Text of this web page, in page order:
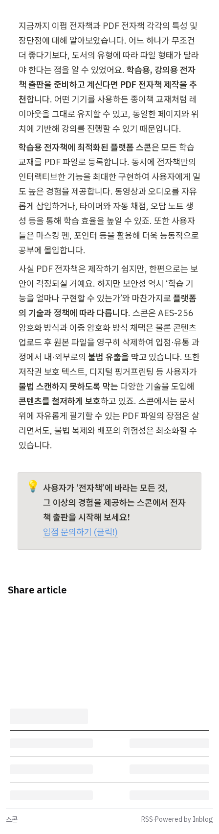
지금까지 이펍 전자책과 PDF 전자책 각각의 특성 및
장단점에 대해 알아보았습니다. 어느 하나가 무조건
더 좋다기보다, 도서의 유형에 따라 파일 형태가 달라
야 한다는 점을 알 수 있었어요. 학습용, 강의용 전자
책 출판을 준비하고 계신다면 PDF 전자책 제작을 추
천합니다. 어떤 기기를 사용하든 종이책 교재처럼 레
이아웃을 그대로 유지할 수 있고, 동일한 페이지와 위
치에 기반해 강의를 진행할 수 있기 때문입니다.
학습용 전자책에 최적화된 플랫폼 스콘은 모든 학습
교재를 PDF 파일로 등록합니다. 동시에 전자책만의
인터랙티브한 기능을 최대한 구현하여 사용자에게 밀
도 높은 경험을 제공합니다. 동영상과 오디오를 자유
롭게 삽입하거나, 타이머와 자동 채점, 오답 노트 생
성 등을 통해 학습 효율을 높일 수 있죠. 또한 사용자
들은 마스킹 펜, 포인터 등을 활용해 더욱 능동적으로
공부에 몰입합니다.
사실 PDF 전자책은 제작하기 쉽지만, 한편으로는 보
안이 걱정되실 거예요. 하지만 보안성 역시 ‘학습 기
능을 얼마나 구현할 수 있는가’와 마찬가지로 플랫폼
의 기술과 정책에 따라 다릅니다. 스콘은 AES-256
암호화 방식과 이중 암호화 방식 채택은 물론 콘텐츠
업로드 후 원본 파일을 영구히 삭제하여 입점·유통 과
정에서 내·외부로의 불법 유출을 막고 있습니다. 또한
불법 스캔하지 못하도록 막는
콘텐츠를 철저하게 보호하고 있죠. 스콘에서는 문서
위에 자유롭게 필기할 수 있는 PDF 파일의 장점은 살
리면서도, 불법 복제와 배포의 위험성은 최소화할 수
있습니다.
💡 사용자가 ‘전자책’에 바라는 모든 것,
그 이상의 경험을 제공하는 스콘에서 전자
책 출판을 시작해 보세요!
입점 문의하기 (클릭!)
Share article
스콘 RSS·Powered by Inblog